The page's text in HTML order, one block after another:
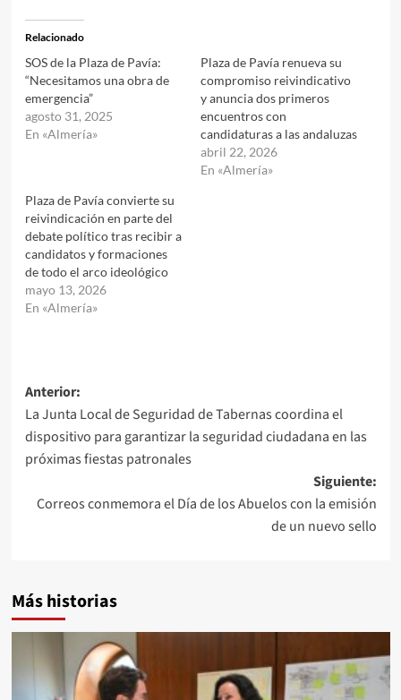
Relacionado
SOS de la Plaza de Pavía:
“Necesitamos una obra de
emergencia”
agosto 31, 2025
En «Almería»
Plaza de Pavía renueva su
compromiso reivindicativo
y anuncia dos primeros
encuentros con
candidaturas a las andaluzas
abril 22, 2026
En «Almería»
Plaza de Pavía convierte su
reivindicación en parte del
debate político tras recibir a
candidatos y formaciones
de todo el arco ideológico
mayo 13, 2026
En «Almería»
Navegación
de
entradas
Anterior:
La Junta Local de Seguridad de Tabernas coordina el
dispositivo para garantizar la seguridad ciudadana en las
próximas fiestas patronales
Siguiente:
Correos conmemora el Día de los Abuelos con la emisión
de un nuevo sello
Más historias